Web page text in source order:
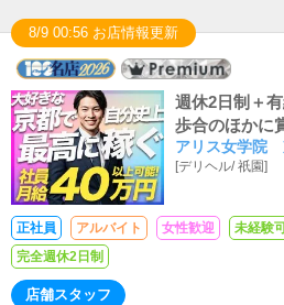
8/9 00:56 お店情報更新
週休2日制＋
歩合のほか
スグループの
りました。
アリス女学院
[デリヘル/祇園]
正社員 アルバイト 女性歓迎 未経験
完全週休2日制
店舗スタッフ